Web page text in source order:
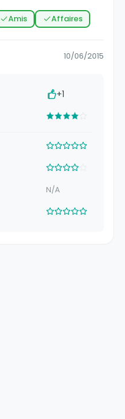
Amis Affaires
10/06/2015
+1
N/A